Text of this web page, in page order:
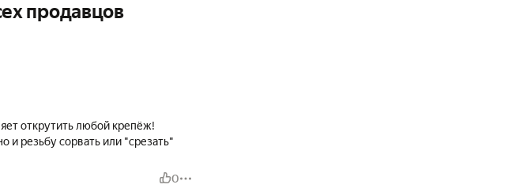
продавцов
открутить любой крепёж!
и резьбу сорвать или "срезать"
0